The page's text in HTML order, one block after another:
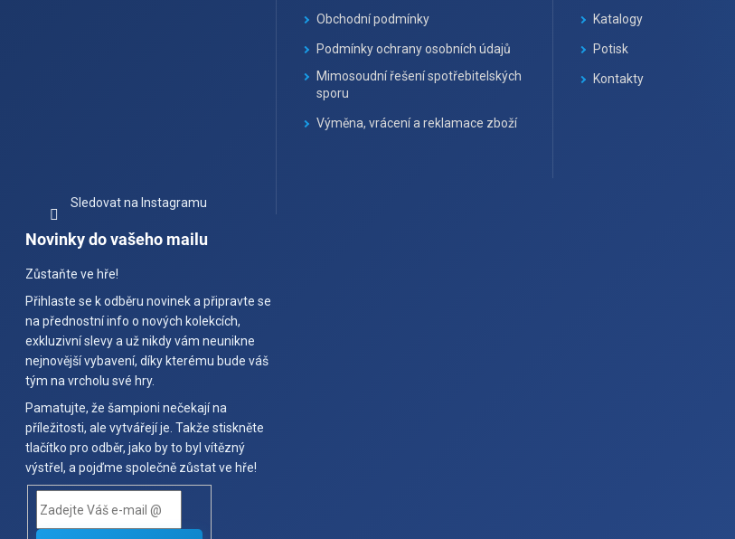
Sledovat na Instagramu
Obchodní podmínky
Podmínky ochrany osobních údajů
Mimosoudní řešení spotřebitelských
sporu
Výměna, vrácení a reklamace zboží
Katalogy
Potisk
Kontakty
Novinky do vašeho mailu
Zůstaňte ve hře!
Přihlaste se k odběru novinek a připravte se
na přednostní info o nových kolekcích,
exkluzivní slevy a už nikdy vám neunikne
nejnovější vybavení, díky kterému bude váš
tým na vrcholu své hry.
Pamatujte, že šampioni nečekají na
příležitosti, ale vytvářejí je. Takže stiskněte
tlačítko pro odběr, jako by to byl vítězný
výstřel, a pojďme společně zůstat ve hře!